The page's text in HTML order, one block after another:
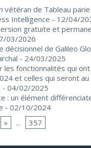
vétéran de Tableau
Intelligence - 12/04/
gratuite et
03/2026
décisionnel de Galileo
- 24/03/2025
les fonctionnalités qui
et celles qui seront
- 04/02/2025
: un élément
- 02/10/2024
» ... 357